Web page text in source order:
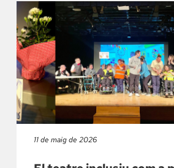
11 de maig de 2026